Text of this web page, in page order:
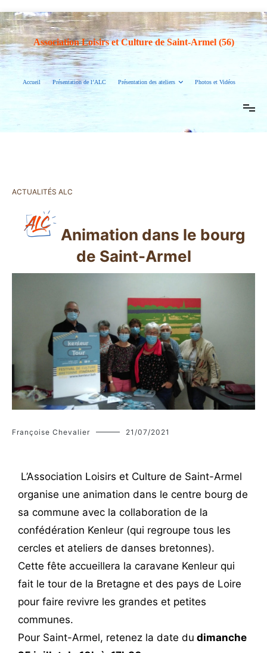
Association Loisirs et Culture de Saint-Armel (56)
Accueil Présentation de l’ALC Présentation des ateliers Photos et Vidéos
ACTUALITÉS ALC
Animation dans le bourg
de Saint-Armel
Françoise Chevalier 21/07/2021
L’Association Loisirs et Culture de Saint-Armel
organise une animation dans le centre bourg de
sa commune avec la collaboration de la
confédération Kenleur (qui regroupe tous les
cercles et ateliers de danses bretonnes).
Cette fête accueillera la caravane Kenleur qui
fait le tour de la Bretagne et des pays de Loire
pour faire revivre les grandes et petites
communes.
Pour Saint-Armel, retenez la date du dimanche